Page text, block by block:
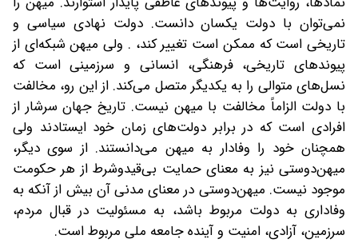
نمی‌توان با دولت یکسان دانست. دولت نهادی سیاسی و
تاریخی است که ممکن است تغییر کند، . ولی میهن شبکه‌ای از
پیوندهای تاریخی، فرهنگی، انسانی و سرزمینی است که
نسل‌های متوالی را به یکدیگر متصل می‌کند. از این رو، مخالفت
با دولت الزاماً مخالفت با میهن نیست. تاریخ جهان سرشار از
افرادی است که در برابر دولت‌های زمان خود ایستادند ولی
همچنان خود را وفادار به میهن می‌دانستند. از سوی دیگر،
میهن‌دوستی نیز به معنای حمایت بی‌قیدوشرط از هر حکومت
موجود نیست. میهن‌دوستی در معنای مدنی آن بیش از آنکه به
وفاداری به دولت مربوط باشد، به مسئولیت در قبال مردم،
سرزمین، آزادی، امنیت و آینده جامعه ملی مربوط است.